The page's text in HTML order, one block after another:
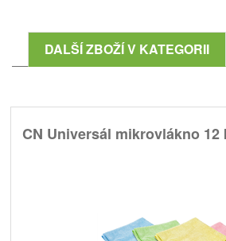
DALŠÍ ZBOŽÍ V KATEGORII
CN Universál mikrovlákno 12